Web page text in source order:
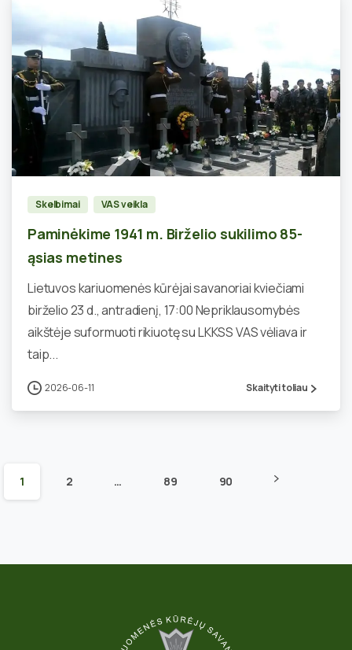
0
Skelbimai VAS veikla
Paminėkime 1941 m. Birželio sukilimo 85-
ąsias metines
Lietuvos kariuomenės kūrėjai savanoriai kviečiami
birželio 23 d., antradienį, 17:00 Nepriklausomybės
aikštėje suformuoti rikiuotę su LKKSS VAS vėliava ir
taip...
2026-06-11 Skaityti toliau
1 2 … 89 90